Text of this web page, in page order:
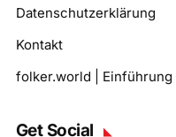
Datenschutzerklärung
Kontakt
folker.world | Einführung
Get Social